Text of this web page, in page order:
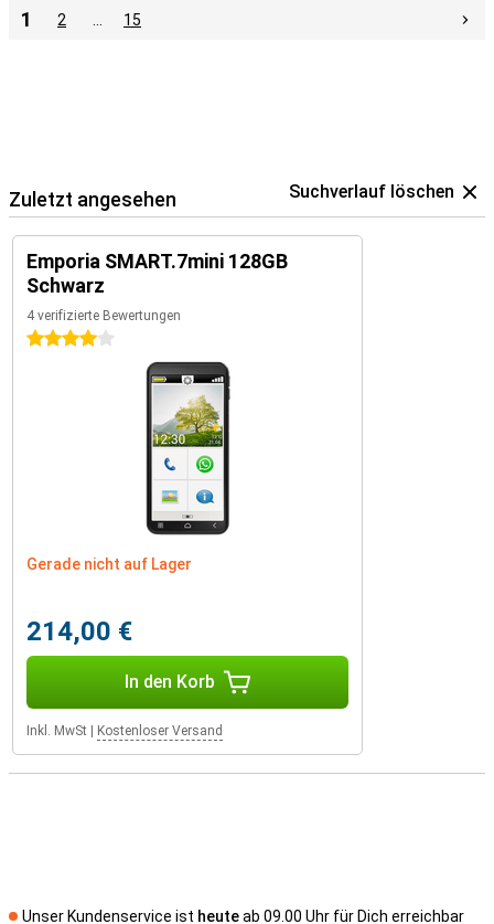
1 2 15
Zuletzt angesehen Suchverlauf löschen
Emporia SMART.7mini 128GB
Schwarz
4 verifizierte Bewertungen
4 Sterne
Gerade nicht auf Lager
214,00 €
In den Korb
Inkl. MwSt Kostenloser Versand
Unser Kundenservice ist heuteab 09.00 Uhr für Dich erreichbar